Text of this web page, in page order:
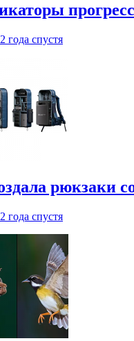
2 года спустя
рюкзаки
2 года спустя